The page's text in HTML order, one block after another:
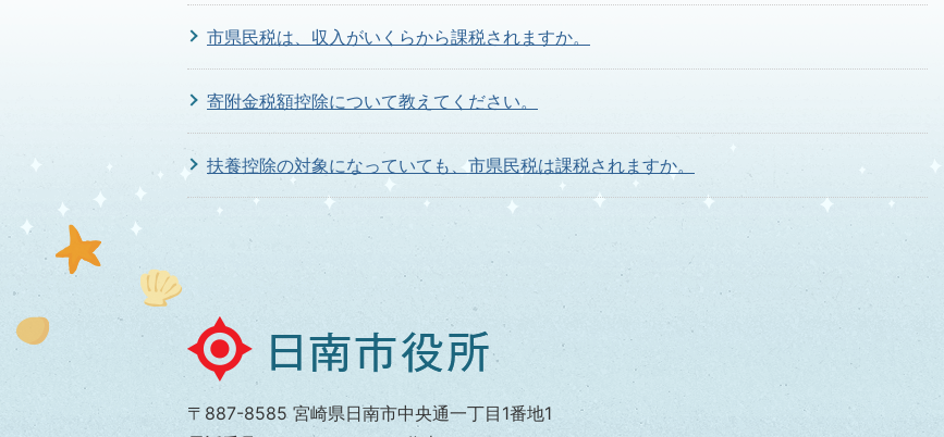
市県民税は、収入がいくらから課税されますか。
寄附金税額控除について教えてください。
扶養控除の対象になっていても、市県民税は課税されますか。
収入が無くても市県民税の申告が必要ですか。
日
南
役
〒887-8585 宮崎県日南市中央通一丁目1番地1